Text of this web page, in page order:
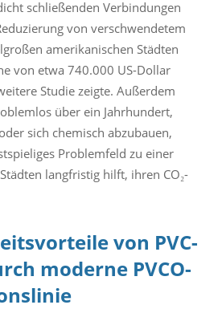
schließenden Verbindungen
von verschwendetem
amerikanischen Städten
von etwa 740.000 US-Dollar
Studie zeigte. Außerdem
über ein Jahrhundert,
sich chemisch abzubauen,
Problemfeld zu einer
langfristig hilft, ihren CO₂-
von PVC-
moderne PVCO-